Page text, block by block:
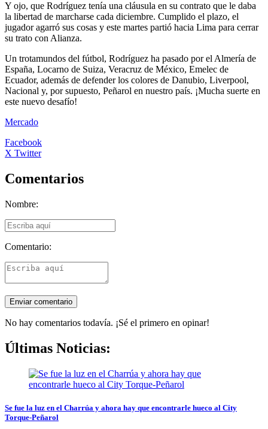
Y ojo, que Rodríguez tenía una cláusula en su contrato que le daba
la libertad de marcharse cada diciembre. Cumplido el plazo, el
jugador agarró sus cosas y este martes partió hacia Lima para cerrar
su trato con Alianza.
Un trotamundos del fútbol, Rodríguez ha pasado por el Almería de
España, Locarno de Suiza, Veracruz de México, Emelec de
Ecuador, además de defender los colores de Danubio, Liverpool,
Nacional y, por supuesto, Peñarol en nuestro país. ¡Mucha suerte en
este nuevo desafío!
Mercado
Facebook
X Twitter
Comentarios
Nombre:
Comentario:
No hay comentarios todavía. ¡Sé el primero en opinar!
Últimas Noticias:
Se fue la luz en el Charrúa y ahora hay que encontrarle hueco al City
Torque-Peñarol